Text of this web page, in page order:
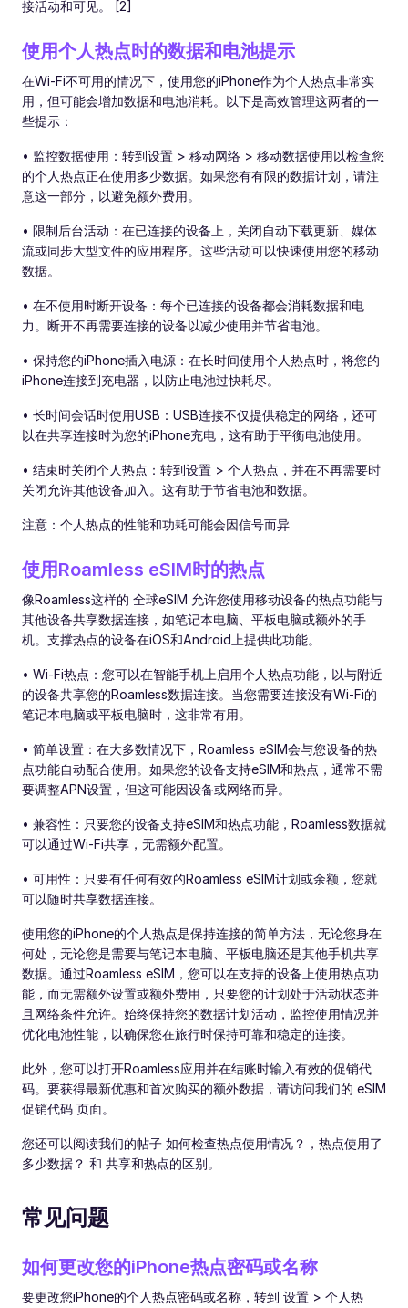
接活动和可见。 [2]
使用个人热点时的数据和电池提示
在Wi-Fi不可用的情况下，使用您的iPhone作为个人热点非常实
用，但可能会增加数据和电池消耗。以下是高效管理这两者的一
些提示：
• 监控数据使用：转到设置 > 移动网络 > 移动数据使用以检查您
的个人热点正在使用多少数据。如果您有有限的数据计划，请注
意这一部分，以避免额外费用。
• 限制后台活动：在已连接的设备上，关闭自动下载更新、媒体
流或同步大型文件的应用程序。这些活动可以快速使用您的移动
数据。
• 在不使用时断开设备：每个已连接的设备都会消耗数据和电
力。断开不再需要连接的设备以减少使用并节省电池。
• 保持您的iPhone插入电源：在长时间使用个人热点时，将您的
iPhone连接到充电器，以防止电池过快耗尽。
• 长时间会话时使用USB：USB连接不仅提供稳定的网络，还可
以在共享连接时为您的iPhone充电，这有助于平衡电池使用。
• 结束时关闭个人热点：转到设置 > 个人热点，并在不再需要时
关闭允许其他设备加入。这有助于节省电池和数据。
注意：个人热点的性能和功耗可能会因信号而异
使用Roamless eSIM时的热点
像Roamless这样的 全球eSIM 允许您使用移动设备的热点功能与
其他设备共享数据连接，如笔记本电脑、平板电脑或额外的手
机。支撑热点的设备在iOS和Android上提供此功能。
• Wi-Fi热点：您可以在智能手机上启用个人热点功能，以与附近
的设备共享您的Roamless数据连接。当您需要连接没有Wi-Fi的
笔记本电脑或平板电脑时，这非常有用。
• 简单设置：在大多数情况下，Roamless eSIM会与您设备的热
点功能自动配合使用。如果您的设备支持eSIM和热点，通常不需
要调整APN设置，但这可能因设备或网络而异。
• 兼容性：只要您的设备支持eSIM和热点功能，Roamless数据就
可以通过Wi-Fi共享，无需额外配置。
• 可用性：只要有任何有效的Roamless eSIM计划或余额，您就
可以随时共享数据连接。
使用您的iPhone的个人热点是保持连接的简单方法，无论您身在
何处，无论您是需要与笔记本电脑、平板电脑还是其他手机共享
数据。通过Roamless eSIM，您可以在支持的设备上使用热点功
能，而无需额外设置或额外费用，只要您的计划处于活动状态并
且网络条件允许。始终保持您的数据计划活动，监控使用情况并
优化电池性能，以确保您在旅行时保持可靠和稳定的连接。
此外，您可以打开Roamless应用并在结账时输入有效的促销代
码。要获得最新优惠和首次购买的额外数据，请访问我们的 eSIM
促销代码 页面。
您还可以阅读我们的帖子 如何检查热点使用情况？，热点使用了
多少数据？ 和 共享和热点的区别。
常见问题
如何更改您的iPhone热点密码或名称
要更改您iPhone的个人热点密码或名称，转到 设置 > 个人热